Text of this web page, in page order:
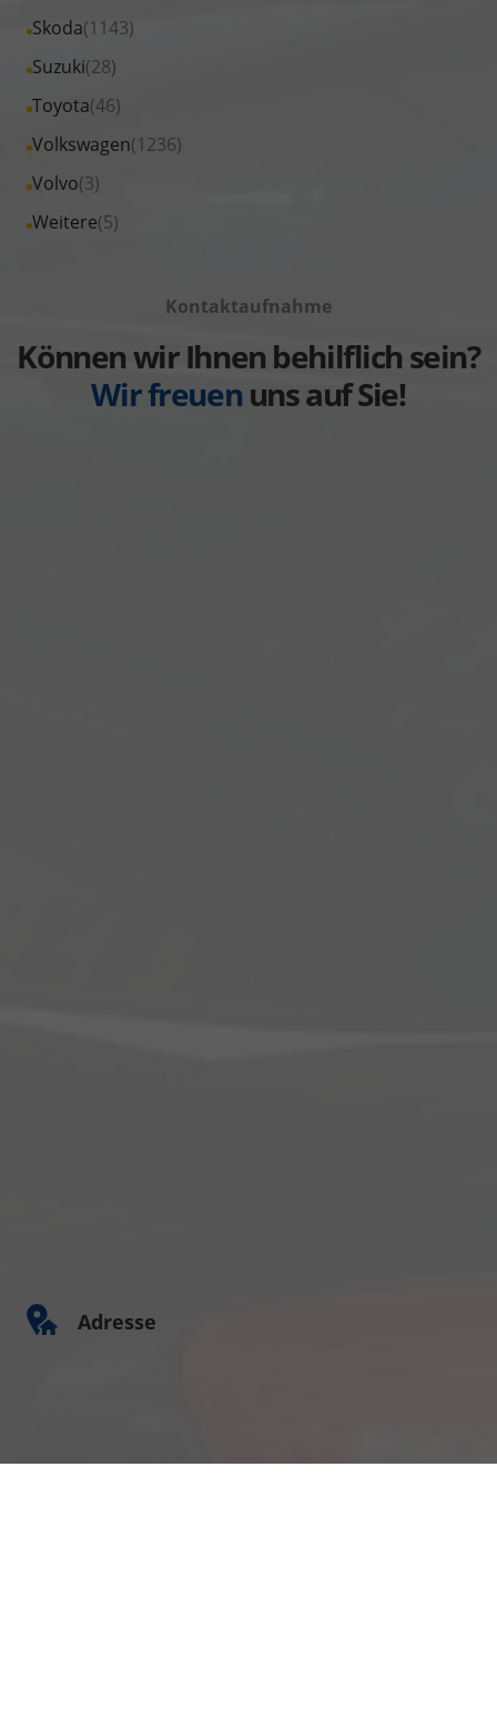
anzeigen
Renault
anzeigen
Fahrzeuge
Seat
anzeigen
Skoda(1143)
Alle
Fahrzeuge
Skoda
anzeigen
Suzuki(28)
Alle
Fahrzeuge
Suzuki
anzeigen
Toyota(46)
Alle
Fahrzeuge
Toyota
anzeigen
Volkswagen(1236)
Alle
Fahrzeuge
Volkswagen
Volvo(3)
Alle
Fahrzeuge
Weitere(5)
Alle
anzeigen
Kontaktaufnahme
Können wir Ihnen behilflich sein?
Wir freuenuns auf Sie!
Adresse